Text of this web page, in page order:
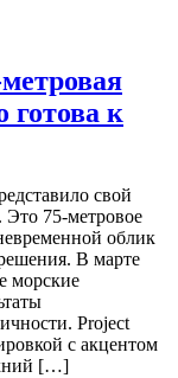
готова к
свой
75-метровое
облик
В марте
морские
Project
с акцентом
[…]